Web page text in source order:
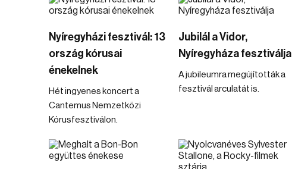
Nyíregyházi fesztivál: 13
ország kórusai
énekelnek
Hét ingyenes koncert a
Cantemus Nemzetközi
Kórusfesztiválon.
Jubilál a Vidor,
Nyíregyháza fesztiválja
A jubileumra megújították a
fesztivál arculatát is.